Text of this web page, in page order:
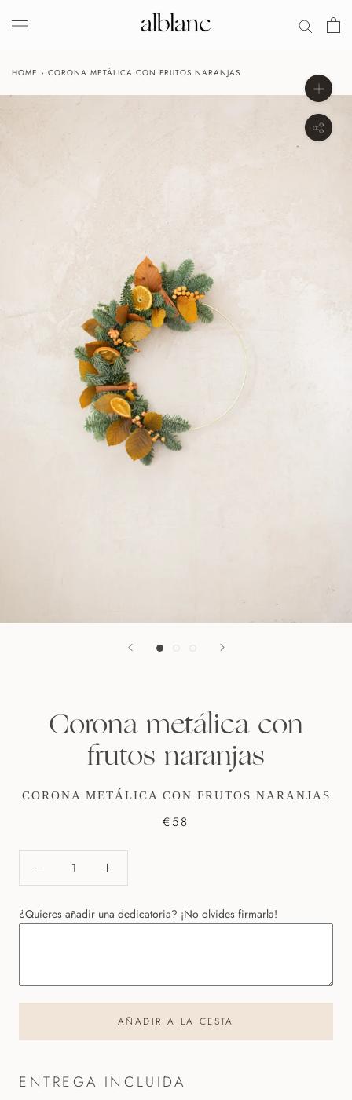
HOME › CORONA METÁLICA CON FRUTOS NARANJAS
Corona metálica con
frutos naranjas
CORONA METÁLICA CON FRUTOS NARANJAS
€58
¿Quieres añadir una dedicatoria? ¡No olvides firmarla!
AÑADIR A LA CESTA
ENTREGA INCLUIDA